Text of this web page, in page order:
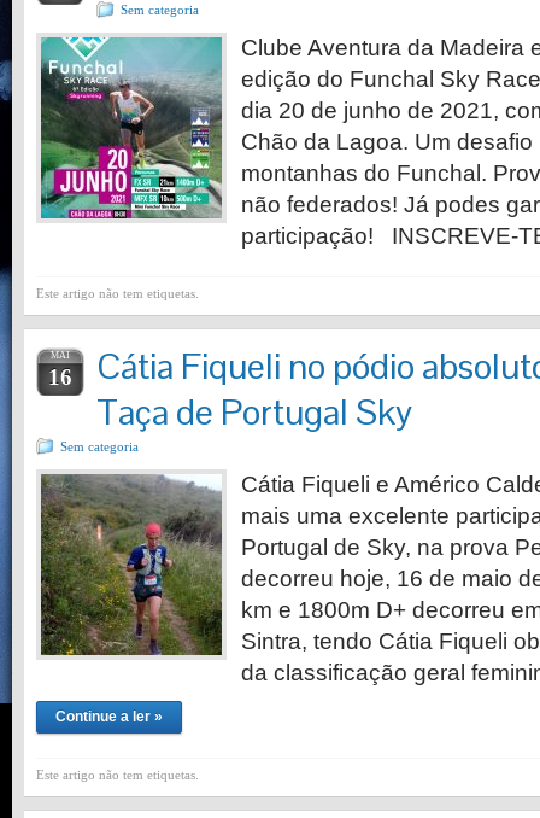
Sem categoria
Clube Aventura da Madeira
edição do Funchal Sky
dia 20 de junho de 2021,
Chão da Lagoa. Um
montanhas do Funchal.
não federados! Já podes
participação! INSCREVE-
Este artigo não tem etiquetas.
MAI
16
Cátia Fiqueli no pódio
Taça de Portugal Sky
Sem categoria
Cátia Fiqueli e Américo
mais uma excelente
Portugal de Sky, na prova
decorreu hoje, 16 de maio
km e 1800m D+ decorreu
Sintra, tendo Cátia Fiqueli
da classificação geral
Continue a ler »
Este artigo não tem etiquetas.